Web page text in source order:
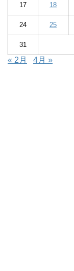
17 18
24 25
31
« 2月 4月 »